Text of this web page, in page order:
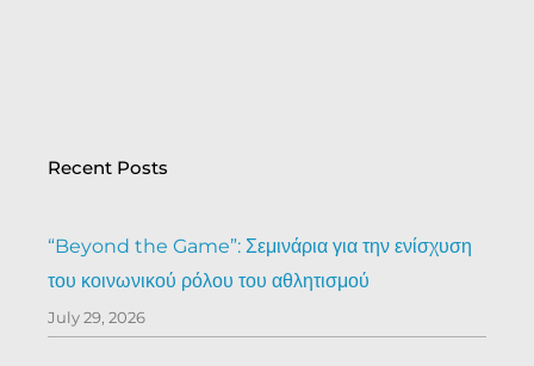
Recent Posts
“Beyond the Game”: Σεμινάρια για την ενίσχυση
του κοινωνικού ρόλου του αθλητισμού
July 29, 2026